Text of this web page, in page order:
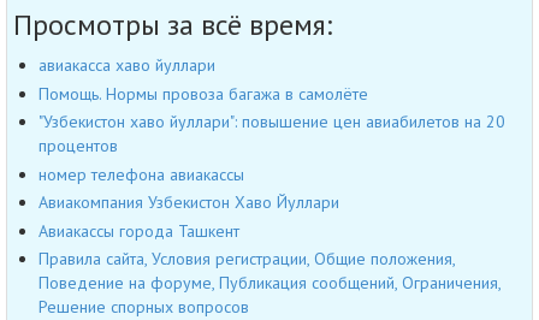
Просмотры за всё время:
авиакасса хаво йуллари
Помощь. Нормы провоза багажа в самолёте
"Узбекистон хаво йуллари": повышение цен авиабилетов на 20
процентов
номер телефона авиакассы
Авиакомпания Узбекистон Хаво Йуллари
Авиакассы города Ташкент
Правила сайта, Условия регистрации, Общие положения,
Поведение на форуме, Публикация сообщений, Ограничения,
Решение спорных вопросов